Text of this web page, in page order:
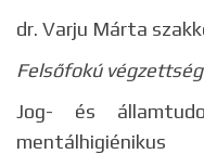
dr. Varju Márta
Felsőfokú
Jog- és